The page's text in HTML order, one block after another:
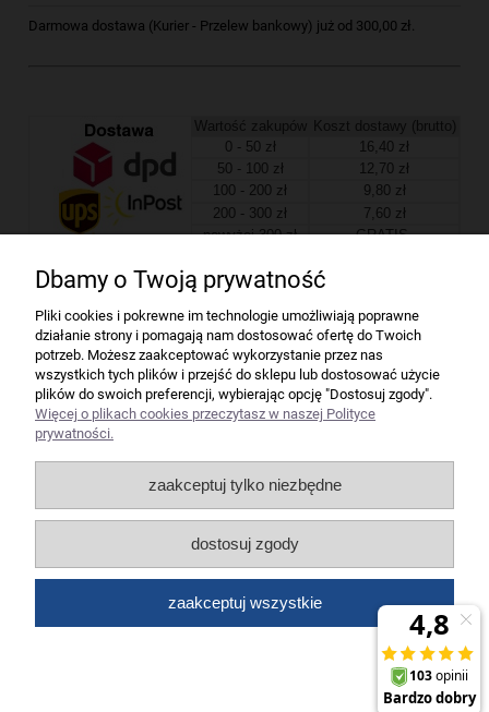
Darmowa dostawa (Kurier - Przelew bankowy) już od 300,00 zł.
Wartość zakupów
Koszt dostawy (brutto)
0 - 50 zł
16,40 zł
50 - 100 zł
12,70 zł
100 - 200 zł
9,80 zł
200 - 300 zł
7,60 zł
powyżej 300 zł
GRATIS
Firma
Bindownice wg producentów
Niszczarki wg producentów
Liczarki pieniędzy
Wszelkie prawa zastrzeżone dla artykuły biurowe Koneser.
Dbamy o Twoją prywatność
Pliki cookies i pokrewne im technologie umożliwiają poprawne
działanie strony i pomagają nam dostosować ofertę do Twoich
potrzeb. Możesz zaakceptować wykorzystanie przez nas
wszystkich tych plików i przejść do sklepu lub dostosować użycie
plików do swoich preferencji, wybierając opcję "Dostosuj zgody".
Więcej o plikach cookies przeczytasz w naszej Polityce
prywatności.
zaakceptuj tylko niezbędne
dostosuj zgody
zaakceptuj wszystkie